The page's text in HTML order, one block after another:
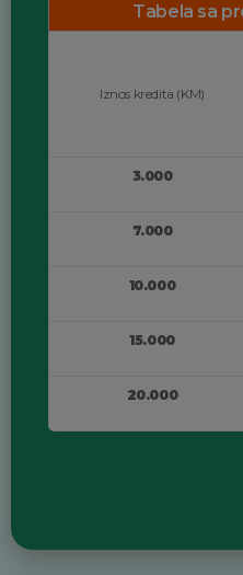
Tabela sa
Iznos kredita (KM)
3.000
7.000
10.000
15.000
20.000